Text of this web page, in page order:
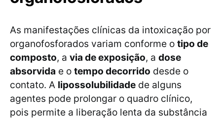
As manifestações clínicas da intoxicação por
organofosforados variam conforme o tipo de
composto, a via de exposição, a dose
absorvida e o tempo decorrido desde o
contato. A lipossolubilidade de alguns
agentes pode prolongar o quadro clínico,
pois permite a liberação lenta da substância